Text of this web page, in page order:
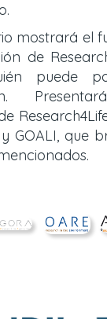
mostrará el
de
puede
y GOALI, que